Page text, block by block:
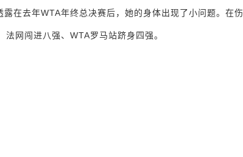
在去年WTA年终总决赛后，她的身体出现了小问题。在伤
网闯进八强、WTA罗马站跻身四强。